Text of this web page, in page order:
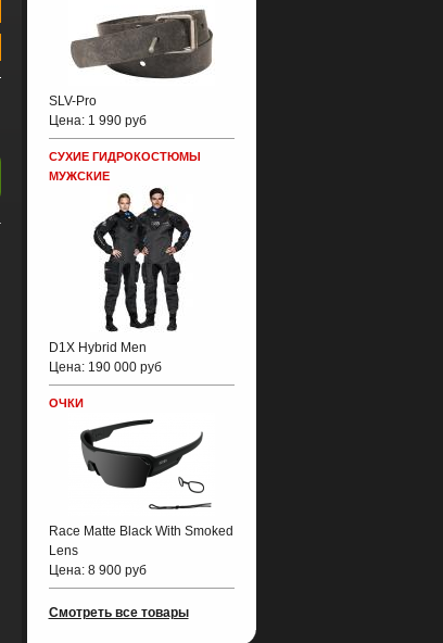
SLV-Pro
Цена: 1 990 руб
СУХИЕ ГИДРОКОСТЮМЫ
МУЖСКИЕ
D1X Hybrid Men
Цена: 190 000 руб
ОЧКИ
Race Matte Black With Smoked
Lens
Цена: 8 900 руб
Смотреть все товары